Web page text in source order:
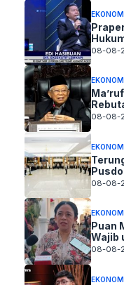
08-08-
08-08-
08-08-
Puan
Wajib
08-08-